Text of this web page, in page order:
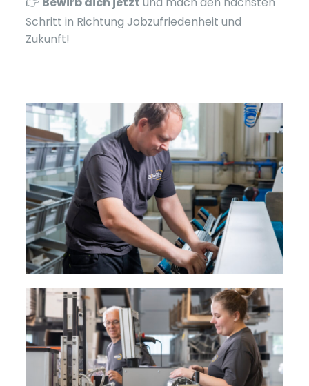
Schritt in Richtung Jobzufriedenheit und
Zukunft!